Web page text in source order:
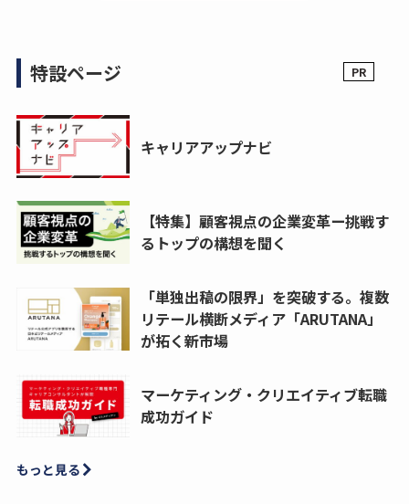
特設ページ
キャリアアップナビ
【特集】顧客視点の企業変革ー挑戦す
るトップの構想を聞く
「単独出稿の限界」を突破する。複数
リテール横断メディア「ARUTANA」
が拓く新市場
マーケティング・クリエイティブ転職
成功ガイド
もっと見る